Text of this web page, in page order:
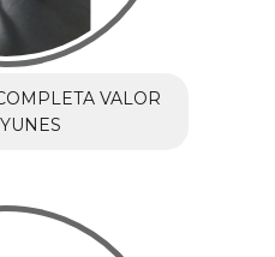
VALOR